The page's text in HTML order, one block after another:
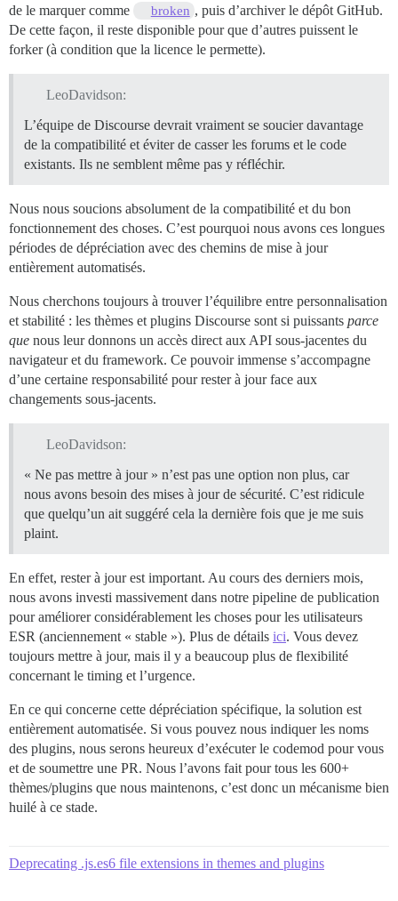
de le marquer comme
broken , puis d’archiver le dépôt GitHub.
De cette façon, il reste disponible pour que d’autres puissent le
forker (à condition que la licence le permette).
LeoDavidson:
L’équipe de Discourse devrait vraiment se soucier davantage
de la compatibilité et éviter de casser les forums et le code
existants. Ils ne semblent même pas y réfléchir.
Nous nous soucions absolument de la compatibilité et du bon
fonctionnement des choses. C’est pourquoi nous avons ces longues
périodes de dépréciation avec des chemins de mise à jour
entièrement automatisés.
Nous cherchons toujours à trouver l’équilibre entre personnalisation
et stabilité : les thèmes et plugins Discourse sont si puissants parce
que nous leur donnons un accès direct aux API sous-jacentes du
navigateur et du framework. Ce pouvoir immense s’accompagne
d’une certaine responsabilité pour rester à jour face aux
changements sous-jacents.
LeoDavidson:
« Ne pas mettre à jour » n’est pas une option non plus, car
nous avons besoin des mises à jour de sécurité. C’est ridicule
que quelqu’un ait suggéré cela la dernière fois que je me suis
plaint.
En effet, rester à jour est important. Au cours des derniers mois,
nous avons investi massivement dans notre pipeline de publication
pour améliorer considérablement les choses pour les utilisateurs
ESR (anciennement « stable »). Plus de détails ici. Vous devez
toujours mettre à jour, mais il y a beaucoup plus de flexibilité
concernant le timing et l’urgence.
En ce qui concerne cette dépréciation spécifique, la solution est
entièrement automatisée. Si vous pouvez nous indiquer les noms
des plugins, nous serons heureux d’exécuter le codemod pour vous
et de soumettre une PR. Nous l’avons fait pour tous les 600+
thèmes/plugins que nous maintenons, c’est donc un mécanisme bien
huilé à ce stade.
Deprecating .js.es6 file extensions in themes and plugins